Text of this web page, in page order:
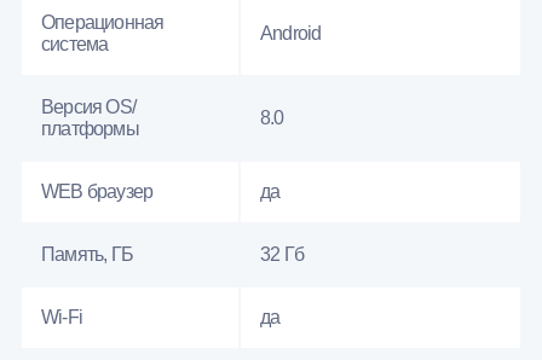
Операционная
система
Android
Версия OS/
платформы
8.0
WEB браузер да
Память, ГБ 32 Гб
Wi-Fi да